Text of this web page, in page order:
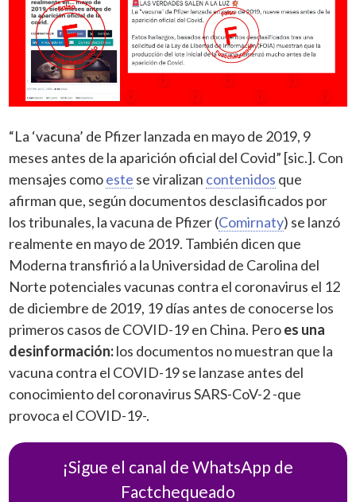
“La ‘vacuna’ de Pfizer lanzada en mayo de 2019, 9
meses antes de la aparición oficial del Covid” [sic.]. Con
mensajes comoeste se viralizan contenidos que
afirman que, según documentos desclasificados por
los tribunales, la vacuna de Pfizer (Comirnaty) se lanzó
realmente en mayo de 2019. También dicen que
Moderna transfirió a la Universidad de Carolina del
Norte potenciales vacunas contra el coronavirus el 12
de diciembre de 2019, 19 días antes de conocerse los
primeros casos de COVID-19 en China. Peroes una
desinformación:los documentos no muestran que la
vacuna contra el COVID-19 se lanzase antes del
conocimiento del coronavirus SARS-CoV-2 -que
provoca el COVID-19-.
¡Sigue el canal de WhatsApp de
Factchequeado